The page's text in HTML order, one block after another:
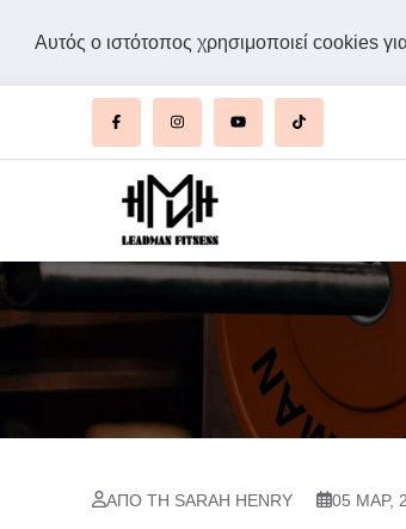
Αυτός ο ιστότοπος χρησιμοποιεί cookies
ΑΠΌ ΤΗ SARAH HENRY 05 ΜΑΡ,